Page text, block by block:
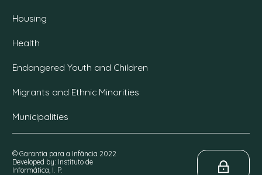
Housing
Health
Endangered Youth and Children
Migrants and Ethnic Minorities
Municipalities
© Garantia para a Infância 2022
Developed by: Instituto de
Informática, I. P.